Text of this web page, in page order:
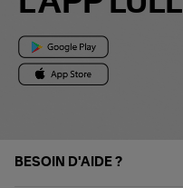
BESOIN D'AIDE ?